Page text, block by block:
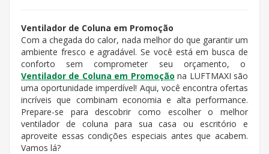
Ventilador de Coluna em Promoção
Com a chegada do calor, nada melhor do que garantir um
ambiente fresco e agradável. Se você está em busca de
conforto sem comprometer seu orçamento, o
Ventilador de Coluna em Promoção na LUFTMAXI são
uma oportunidade imperdível! Aqui, você encontra ofertas
incríveis que combinam economia e alta performance.
Prepare-se para descobrir como escolher o melhor
ventilador de coluna para sua casa ou escritório e
aproveite essas condições especiais antes que acabem.
Vamos lá?